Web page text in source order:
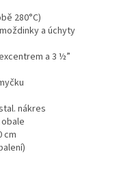
280°C)
a úchyty
a 3 ½”
nákres
cm